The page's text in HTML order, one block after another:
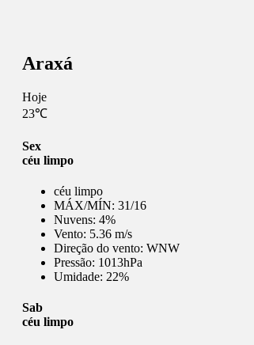
Araxá
Hoje
23℃
Sex
céu limpo
céu limpo
MÁX/MÍN: 31/16
Nuvens: 4%
Vento: 5.36 m/s
Direção do vento: WNW
Pressão: 1013hPa
Umidade: 22%
Sab
céu limpo